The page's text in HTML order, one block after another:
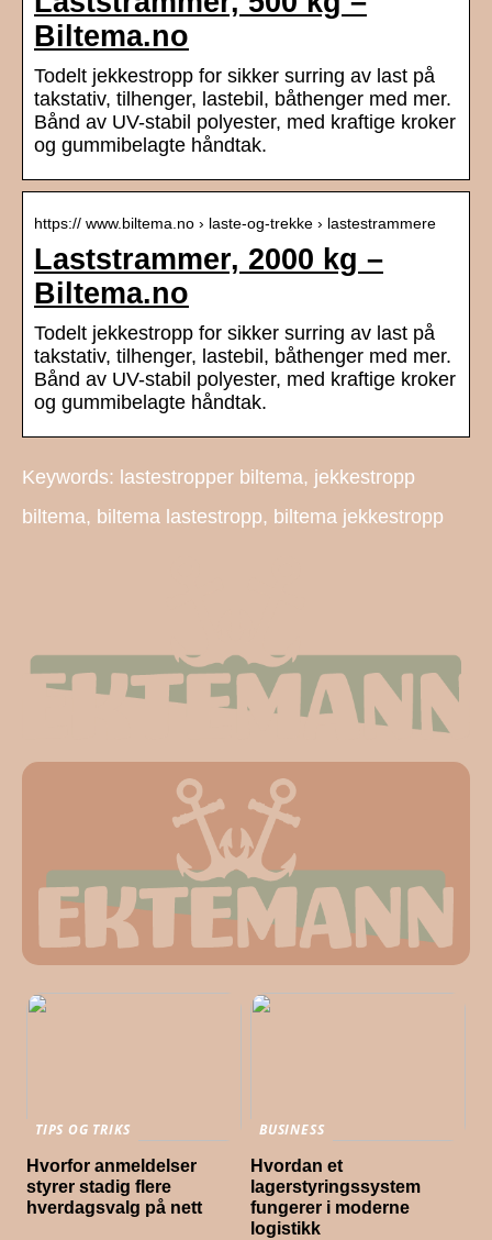
Biltema.no
Todelt jekkestropp for sikker surring av last på
takstativ, tilhenger, lastebil, båthenger med mer.
Bånd av UV-stabil polyester, med kraftige kroker
og gummibelagte håndtak.
https:// www.biltema.no › laste-og-trekke › lastestrammere
Laststrammer, 2000 kg –
Biltema.no
Todelt jekkestropp for sikker surring av last på
takstativ, tilhenger, lastebil, båthenger med mer.
Bånd av UV-stabil polyester, med kraftige kroker
og gummibelagte håndtak.
Keywords: lastestropper biltema, jekkestropp
biltema, biltema lastestropp, biltema jekkestropp
TIPS OG TRIKS
Hvorfor anmeldelser
styrer stadig flere
hverdagsvalg på nett
BUSINESS
Hvordan et
lagerstyringssystem
fungerer i moderne
logistikk